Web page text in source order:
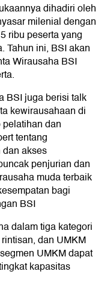
dihadiri oleh
milenial dengan
ribu peserta yang
Tahun ini, BSI akan
Wirausaha BSI
BSI juga berisi talk
kewirausahaan di
dan
tentang
akses
penjurian dan
muda terbaik
bagi
BSI
dalam tiga kategori
dan UMKM
UMKM dapat
kapasitas